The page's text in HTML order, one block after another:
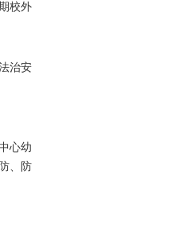
校外
治安
心幼
、防